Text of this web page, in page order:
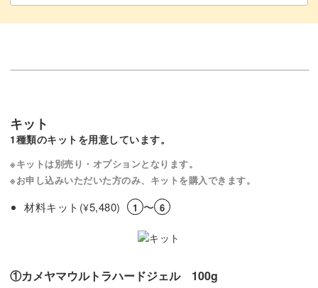
キット
1種類のキットを用意しています。
※キットは別売り・オプションとなります。
※お申し込みいただいた方のみ、キットを購入できます。
材料キット(¥5,480) 1 〜 6
①カメヤマウルトラハードジェル 100g